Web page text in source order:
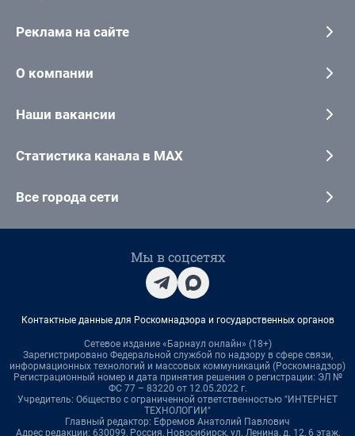
Реклама на сайте
О компании
Наши вакансии
Статистика канала в MAX
Все города сети
Мы в соцсетях
Контактные данные для Роскомнадзора и государственных органов
Сетевое издание «Барнаул онлайн» (18+)
Зарегистрировано Федеральной службой по надзору в сфере связи,
информационных технологий и массовых коммуникаций (Роскомнадзор)
Регистрационный номер и дата принятия решения о регистрации: ЭЛ №
ФС 77 – 83220 от 12.05.2022 г.
Учредитель: Общество с ограниченной ответственностью "ИНТЕРНЕТ
ТЕХНОЛОГИИ"
Главный редактор: Ефремов Анатолий Павлович
Адрес редакции: 630099, Россия, Новосибирск, ул. Ленина, д. 12, 6 этаж,